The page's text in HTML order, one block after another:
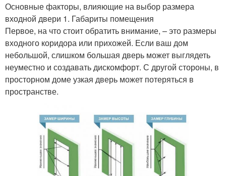
Основные факторы, влияющие на выбор размера
входной двери 1. Габариты помещения
Первое, на что стоит обратить внимание, – это размеры
входного коридора или прихожей. Если ваш дом
небольшой, слишком большая дверь может выглядеть
неуместно и создавать дискомфорт. С другой стороны, в
просторном доме узкая дверь может потеряться в
пространстве.